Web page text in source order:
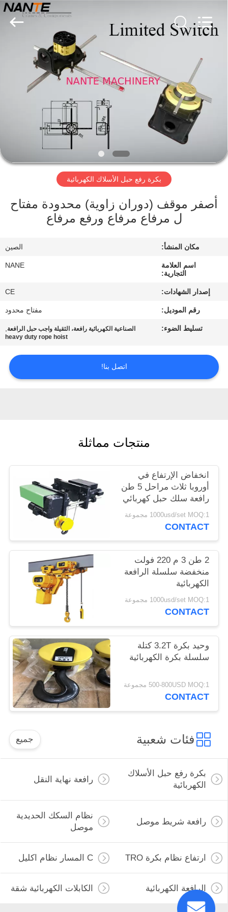
الصفحة
الرئيسية
منتجات
بنا
في
ضبط
الجودة
طلب
اقتباس
الموقع
PRIVACY
POLICY
Eqiupment
Co.,Ltd..
بكرة رفع حبل الأسلاك الكهربائية
أصفر موقف (دوران زاوية) محدودة مفتاح
ل مرفاع مرفاع ورفع مرفاع
مكان المنشأ: الصين
اسم العلامة
التجارية:
NANE
إصدار الشهادات: CE
رقم الموديل: مفتاح محدود
تسليط الضوء: الصناعية الكهربائية رافعة، الثقيلة واجب حبل الرافعة,
heavy duty rope hoist
اتصل بنا!
منتجات مماثلة
انخفاض الإرتفاع في
أوروبا ثلاث مراحل 5 طن
رافعة سلك حبل كهربائي
1000usd/set MOQ:1 مجموعة
CONTACT
2 طن 3 م 220 فولت
منخفضة سلسلة الرافعة
الكهربائية
1000usd/set MOQ:1 مجموعة
CONTACT
وحيد بكرة 3.2T كتلة
سلسلة بكرة الكهربائية
500-800USD MOQ:1 مجموعة
CONTACT
فئات شعبية جميع
بكرة رفع حبل الأسلاك
الكهربائية
رافعة نهاية النقل
رافعة شريط موصل
نظام السكك الحديدية
موصل
ارتفاع نظام بكرة TRO C المسار نظام اكليل
الرافعة الكهربائية الكابلات الكهربائية شقة